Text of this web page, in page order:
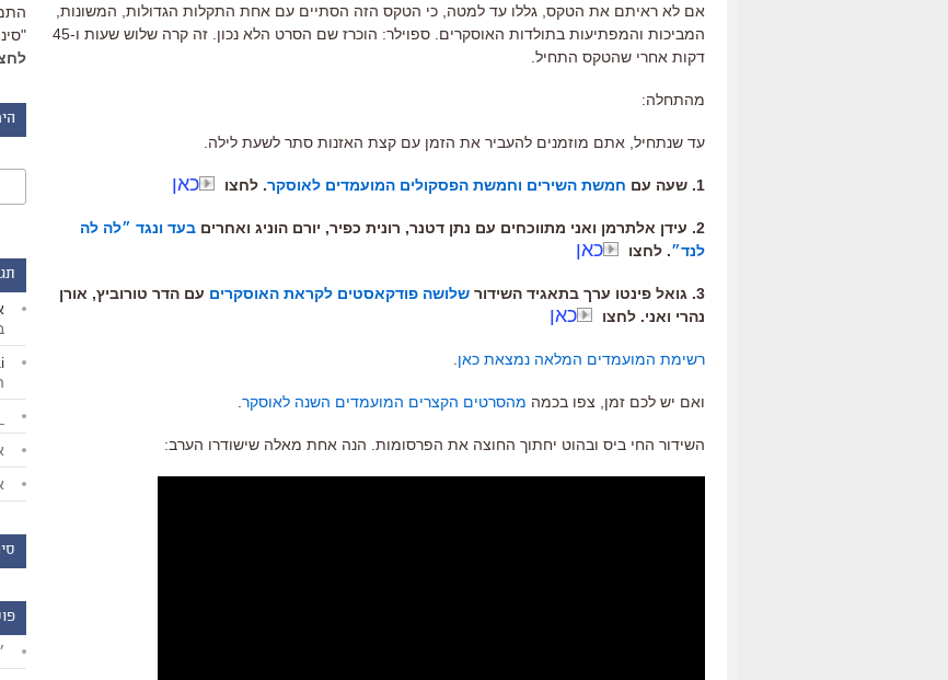
אם לא ראיתם את הטקס, גללו עד למטה, כי הטקס הזה הסתיים עם אחת התקלות הגדולות, המשונות,
המביכות והמפתיעות בתולדות האוסקרים. ספוילר: הוכרז שם הסרט הלא נכון. זה קרה שלוש שעות ו-45
דקות אחרי שהטקס התחיל.
מהתחלה:
עד שנתחיל, אתם מוזמנים להעביר את הזמן עם קצת האזנות סתר לשעת לילה.
1. שעה עם חמשת השירים וחמשת הפסקולים המועמדים לאוסקר. לחצו כאן
2. עידן אלתרמן ואני מתווכחים עם נתן דטנר, רונית כפיר, יורם הוניג ואחרים
בעד ונגד ״לה לה
לנד״. לחצו כאן
3. גואל פינטו ערך בתאגיד השידור שלושה פודקאסטים לקראת האוסקרים עם הדר טורוביץ, אורן
נהרי ואני. לחצו
כאן
רשימת המועמדים המלאה נמצאת כאן
ואם יש לכם זמן, צפו בכמה מהסרטים הקצרים המועמדים השנה לאוסקר
השידור החי ביס ובהוט יחתוך החוצה את הפרסומות. הנה אחת מאלה שישודרו הערב: